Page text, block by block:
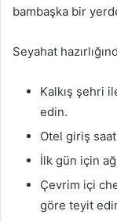
bambaşka bir
Seyahat
Kalkış şehri
edin.
Otel giriş
İlk gün için
Çevrim içi
göre teyit